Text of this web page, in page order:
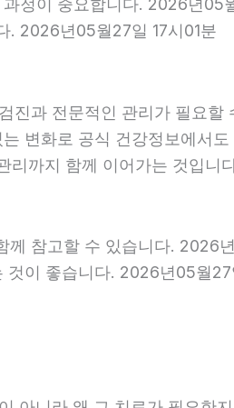
정이 중요합니다. 2026년05
. 2026년05월27일 17시01분
진과 전문적인 관리가 필요할
변화로 공식 건강정보에서
리까지 함께 이어가는 것입니
께 참고할 수 있습니다. 2026
이 좋습니다. 2026년05월27